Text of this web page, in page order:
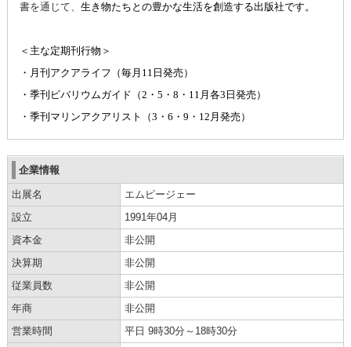
書を通じて、 生き物たちとの豊かな生活を創造する出版社です。
＜主な定期刊行物＞
・月刊アクアライフ（毎月 11 日発売）
・季刊ビバリウムガイド（2 ・ 5 ・ 8 ・ 11 月各3 日発売）
・季刊マリンアクアリスト（3 ・ 6 ・ 9 ・ 12 月発売）
企業情報
出展名
エムピージェー
設立
1991年04月
資本金
非公開
決算期
非公開
従業員数
非公開
年商
非公開
営業時間
平日 9時30分～18時30分